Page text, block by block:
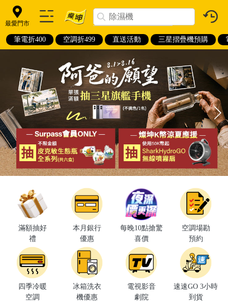
最愛門市
筆電折400 空調折499 直送活動 三星摺疊機預購
滿額抽好
禮
本月銀行
優惠
每晚10點搶驚
喜價
空調場勘
預約
四季冷暖
空調
冰箱洗衣
機優惠
電視影音
劇院
速速GO 3小時
到貨